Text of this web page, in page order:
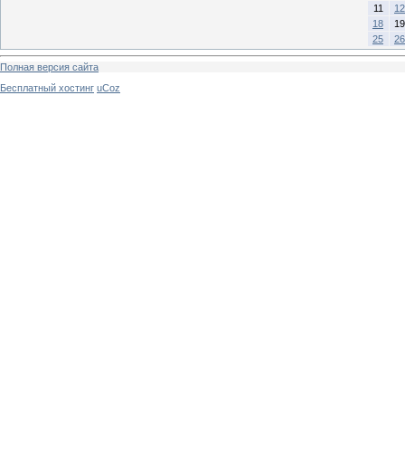
11
12
18
19
25
26
Полная версия сайта
Бесплатный хостинг uCoz